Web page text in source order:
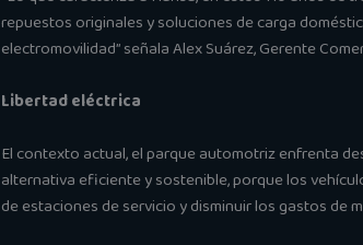
repuestos originales y soluciones de carga
electromovilidad” señala Alex Suárez, Gerente
Libertad eléctrica
El contexto actual, el parque automotriz enfrenta
alternativa eficiente y sostenible, porque los
de estaciones de servicio y disminuir los gastos de